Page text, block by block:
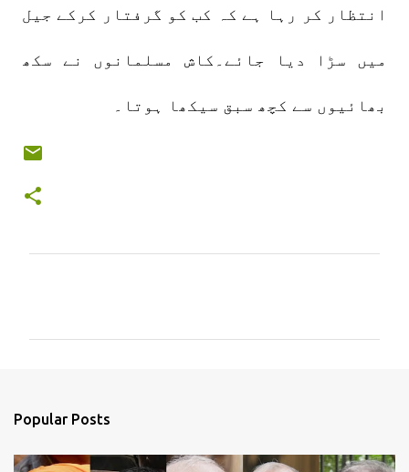
انتظار کر رہا ہے کہ کب کو گرفتار کرکے جیل
میں سڑا دیا جائے۔کاش مسلمانوں نے سکھ
بھائیوں سے کچھ سبق سیکھا ہوتا۔
s
Popular Posts